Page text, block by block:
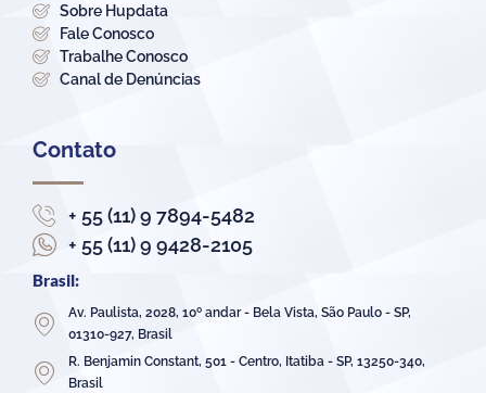
Sobre Hupdata
Fale Conosco
Trabalhe Conosco
Canal de Denúncias
Contato
+ 55 (11) 9 7894-5482
+ 55 (11) 9 9428-2105
Brasil:
Av. Paulista, 2028, 10º andar - Bela Vista, São Paulo - SP,
01310-927, Brasil
R. Benjamin Constant, 501 - Centro, Itatiba - SP, 13250-340,
Brasil